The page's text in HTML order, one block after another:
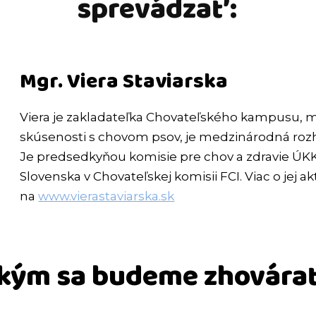
sprevádzať:
Mgr. Viera Staviarska
Viera je zakladateľka Chovateľského kampusu,
skúsenosti s chovom psov, je medzinárodná
Je predsedkyňou komisie pre chov a zdravie
Slovenska v Chovateľskej komisii FCI. Viac o jej
nawww.vierastaviarska.sk
sa budeme